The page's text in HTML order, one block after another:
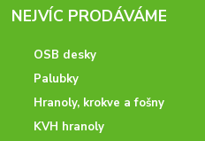
NEJVÍC PRODÁVÁME
OSB desky
Palubky
Hranoly, krokve a fošny
KVH hranoly